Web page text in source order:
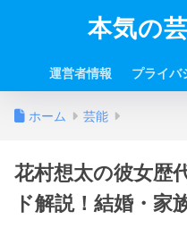
本気の
運営者情報 プライバ
ホーム 芸能
花村想太の彼女歴
ド解説！結婚・家